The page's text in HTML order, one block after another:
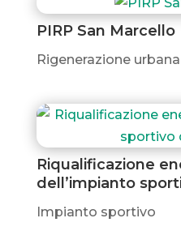
PIRP San Marcello
Rigenerazione urbana
Riqualificazione
dell’impianto
Impianto sportivo